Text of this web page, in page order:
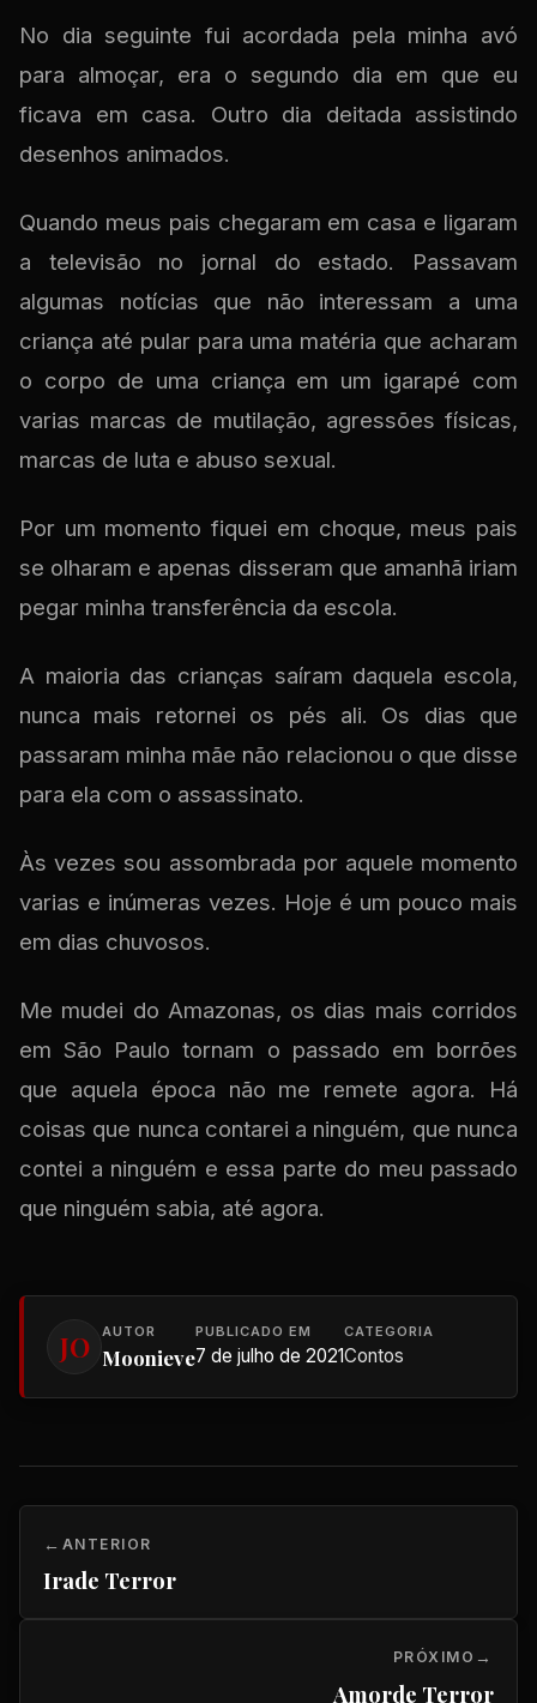
No dia seguinte fui acordada pela minha avó
para almoçar, era o segundo dia em que eu
ficava em casa. Outro dia deitada assistindo
desenhos animados.
Quando meus pais chegaram em casa e ligaram
a televisão no jornal do estado. Passavam
algumas notícias que não interessam a uma
criança até pular para uma matéria que acharam
o corpo de uma criança em um igarapé com
varias marcas de mutilação, agressões físicas,
marcas de luta e abuso sexual.
Por um momento fiquei em choque, meus pais
se olharam e apenas disseram que amanhã iriam
pegar minha transferência da escola.
A maioria das crianças saíram daquela escola,
nunca mais retornei os pés ali. Os dias que
passaram minha mãe não relacionou o que disse
para ela com o assassinato.
Às vezes sou assombrada por aquele momento
varias e inúmeras vezes. Hoje é um pouco mais
em dias chuvosos.
Me mudei do Amazonas, os dias mais corridos
em São Paulo tornam o passado em borrões
que aquela época não me remete agora. Há
coisas que nunca contarei a ninguém, que nunca
contei a ninguém e essa parte do meu passado
que ninguém sabia, até agora.
JO AUTOR
Moonieve
PUBLICADO EM
7 de julho de 2021
CATEGORIA
Contos
ANTERIOR
Irade Terror
PRÓXIMO
Amorde Terror